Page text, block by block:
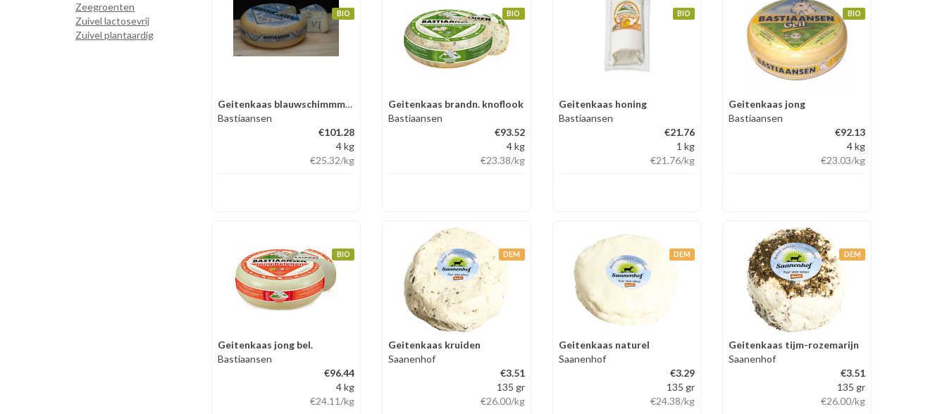
Zeegroenten
Zuivel lactosevrij
Zuivel plantaardig
BIO
Geitenkaas blauwschimmmel 55+
Bastiaansen
€101.28
4 kg
€25.32/kg
BIO
Geitenkaas brandn. knoflook
Bastiaansen
€93.52
4 kg
€23.38/kg
BIO
Geitenkaas honing
Bastiaansen
€21.76
1 kg
€21.76/kg
BIO
Geitenkaas jong
Bastiaansen
€92.13
4 kg
€23.03/kg
BIO
Geitenkaas jong bel.
Bastiaansen
€96.44
4 kg
€24.11/kg
DEM
Geitenkaas kruiden
Saanenhof
€3.51
135 gr
€26.00/kg
DEM
Geitenkaas naturel
Saanenhof
€3.29
135 gr
€24.38/kg
DEM
Geitenkaas tijm-rozemarijn
Saanenhof
€3.51
135 gr
€26.00/kg